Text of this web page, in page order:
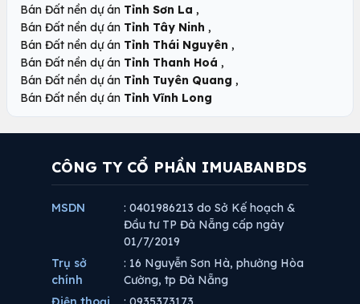
Bán Đất nền dự án Tỉnh Sơn La ,
Bán Đất nền dự án Tỉnh Tây Ninh ,
Bán Đất nền dự án Tỉnh Thái Nguyên ,
Bán Đất nền dự án Tỉnh Thanh Hoá ,
Bán Đất nền dự án Tỉnh Tuyên Quang ,
Bán Đất nền dự án Tỉnh Vĩnh Long
CÔNG TY CỔ PHẦN IMUABANBDS
MSDN
: 0401986213 do Sở Kế hoạch &
Đầu tư TP Đà Nẵng cấp ngày
01/7/2019
Trụ sở
chính
: 16 Nguyễn Sơn Hà, phường Hòa
Cường, tp Đà Nẵng